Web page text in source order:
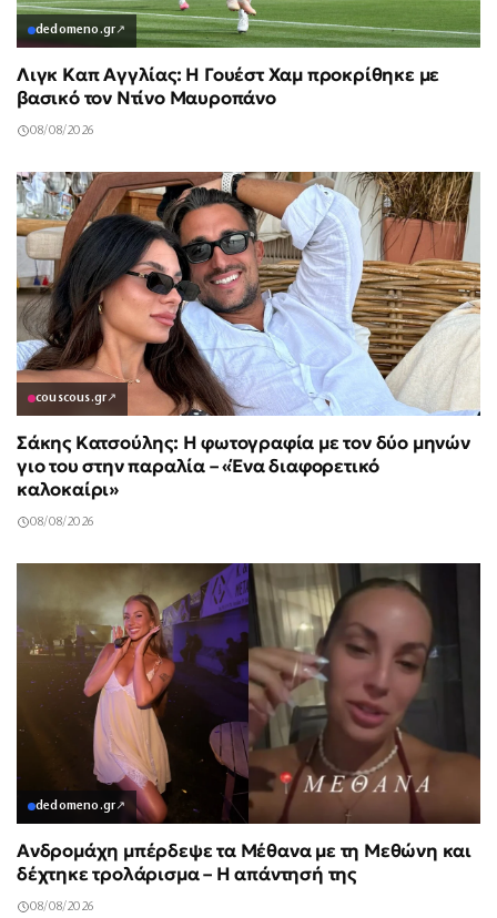
dedomeno.gr↗
Λιγκ Καπ Αγγλίας: Η Γουέστ Χαμ προκρίθηκε με
βασικό τον Ντίνο Μαυροπάνο
08/08/2026
couscous.gr↗
Σάκης Κατσούλης: Η φωτογραφία με τον δύο μηνών
γιο του στην παραλία – «Ένα διαφορετικό
καλοκαίρι»
08/08/2026
dedomeno.gr↗
Ανδρομάχη μπέρδεψε τα Μέθανα με τη Μεθώνη και
δέχτηκε τρολάρισμα – Η απάντησή της
08/08/2026